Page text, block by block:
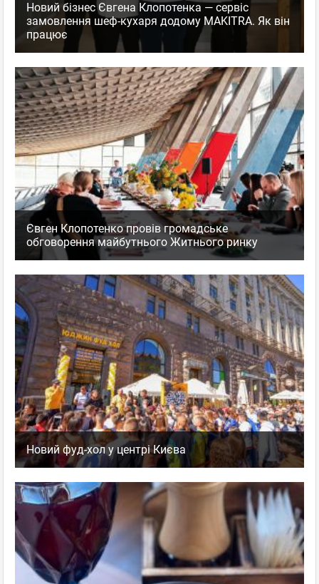
Новий бізнес Євгена Клопотенка — сервіс
замовлення шеф-кухаря додому MAKITRA. Як він
працює
Євген Клопотенко провів громадське
обговорення майбутнього Житнього ринку
Новий фуд-хол у центрі Києва